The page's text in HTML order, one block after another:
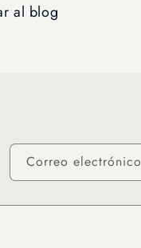
al blog
Correo electrónico